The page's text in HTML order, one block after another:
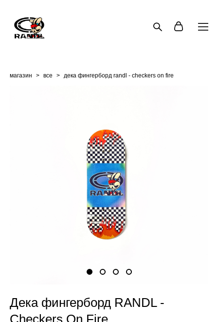
магазин > все > дека фингерборд randl - checkers on fire
Дека фингерборд RANDL -
Checkers On Fire